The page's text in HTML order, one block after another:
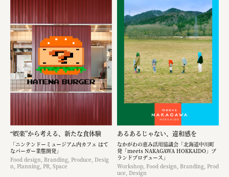
“娯楽”から考える、新たな食体験
「ニンテンドーミュージアム内カフェ はて
なバーガー業態開発」
Food design, Branding, Produce, Desig
n, Planning, PR, Space
あるあるじゃない、違和感を
なかがわの恵み活用協議会「北海道中川町
発「meets NAKAGAWA HOKKAIDO」ブ
ランドプロデュース」
Workshop, Food design, Branding, Prod
uce, Design